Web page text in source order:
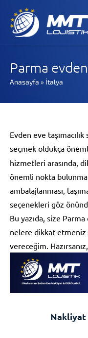
Parma
Anasayfa » İtalya
Evden eve
seçmek oldukça
hizmetleri arasında,
önemli nokta
ambalajlanması,
seçenekleri göz
Bu yazıda, size
nelere dikkat
vereceğim.
Nakliyat